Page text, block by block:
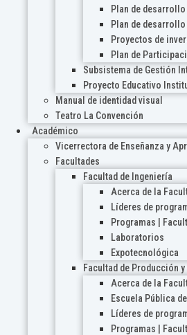
Plan de desarrollo
Plan de desarrollo
Proyectos de
Plan de
Subsistema de Gestión
Proyecto Educativo
Manual de identidad visual
Teatro La Convención
Académico
Vicerrectora de Enseñanza y
Facultades
Facultad de Ingeniería
Acerca de la
Líderes de
Programas |
Laboratorios
Expotecnológica
Facultad de Producción y
Acerca de la
Escuela Pública
Líderes de
Programas |